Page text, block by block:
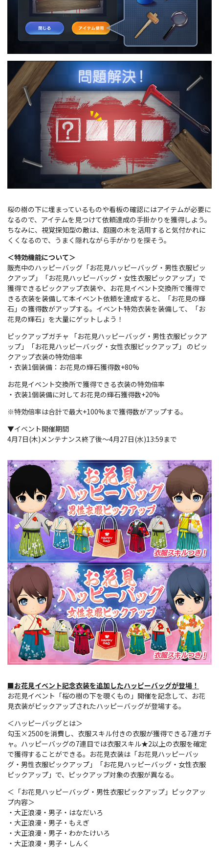
桜の樹の下に埋まっているものや看板の確認にはアイテムが必要に
なるので、アイテムを見つけて依頼達成の手掛かりを獲得しよう。
ちなみに、視覚探知型の敵は、庭園の木を活用すると気付かれに
くくなるので、うまく隠れながら手がかりを探そう。
＜特効機能について＞
販売中のハッピーバッグ「お花見ハッピーバッグ・男性衣服ピッ
クアップ」「お花見ハッピーバッグ・女性衣服ピックアップ」で
獲得できるピックアップ衣装や、お花見イベント交換所で獲得で
きる衣装を装備して本イベント依頼を達成すると、「お花見の輝
石」の獲得数がアップする。イベント特効衣装を装備して、「お
花見の輝石」を大量にゲットしよう！
ピックアップガチャ 「お花見ハッピーバッグ・男性衣服ピックア
ップ」「お花見ハッピーバッグ・女性衣服ピックアップ」 のピッ
クアップ衣装の特効倍率
・衣装1個装備：お花見の輝石獲得数+80%
お花見イベント交換所で獲得できる衣装の特効倍率
・衣装1個装備に対してお花見の輝石獲得数+20%
※特効倍率は合計で最大+100%まで獲得数がアップする。
▼イベント開催期間
4月7日(木)メンテナンス終了後～4月27日(水)13:59まで
■お花見イベント記念衣装を追加したハッピーバッグが登場！
お花見イベント「桜の樹の下を覗くもの」開催を記念して、お花
見衣装がピックアップされたハッピーバッグが登場する。
＜ハッピーバッグとは＞
勾玉×2500を消費し、衣服スキル付きの衣服が獲得できる7連ガチ
ャ。ハッピーバッグの7連目では衣服スキル★2以上の衣服を確定
で獲得することができる。お花見衣装は「お花見ハッピーバッ
グ・男性衣服ピックアップ」「お花見ハッピーバッグ・女性衣服
ピックアップ」で、ピックアップ対象の衣服が異なる。
＜「お花見ハッピーバッグ・男性衣服ピックアップ」ピックアッ
プ内容＞
・大正浪漫・男子・はなだいろ
・大正浪漫・男子・もえぎ
・大正浪漫・男子・わかたけいろ
・大正浪漫・男子・しんく